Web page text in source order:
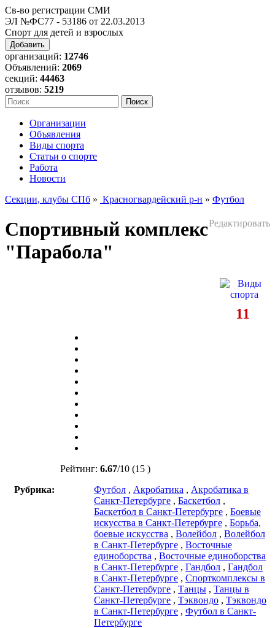
Св-во регистрации СМИ
ЭЛ №ФС77 - 53186 от 22.03.2013
Спорт для детей и взрослых
Добавить
организаций: 12746
Объявлений: 2069
секций: 44463
отзывов: 5219
Организации
Объявления
Виды спорта
Статьи о спорте
Работа
Новости
Секции, клубы СПб » Красногвардейский р-н » Футбол
Редактировать
Спортивный комплекс
"Парабола"
11
Рейтинг: 6.67/10 (15 )
Рубрика:
Футбол , Акробатика , Акробатика в
Санкт-Петербурге , Баскетбол ,
Баскетбол в Санкт-Петербурге , Боевые
искусства в Санкт-Петербурге , Борьба,
боевые искусства , Волейбол , Волейбол
в Санкт-Петербурге , Восточные
единоборства , Восточные единоборства
в Санкт-Петербурге , Гандбол , Гандбол
в Санкт-Петербурге , Спорткомплексы в
Санкт-Петербурге , Танцы , Танцы в
Санкт-Петербурге , Тэквондо , Тэквондо
в Санкт-Петербурге , Футбол в Санкт-
Петербурге